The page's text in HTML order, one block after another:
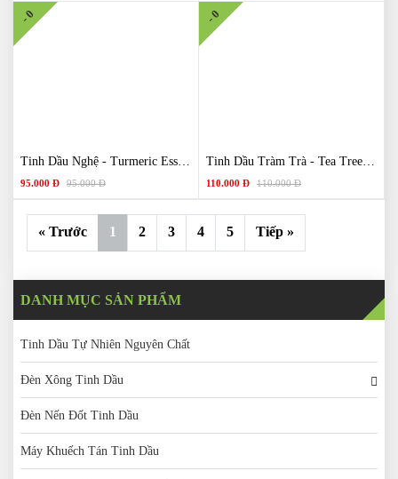
Tinh Dầu Nghệ - Turmeric Essential Oil
95.000 Đ 95.000 Đ
- 0
Tinh Dầu Tràm Trà - Tea Tree Essential Oil
110.000 Đ 110.000 Đ
- 0
« Trước 1 2 3 4 5 Tiếp »
DANH MỤC SẢN PHẨM
Tinh Dầu Tự Nhiên Nguyên Chất
Đèn Xông Tinh Dầu
Đèn Nến Đốt Tinh Dầu
Máy Khuếch Tán Tinh Dầu